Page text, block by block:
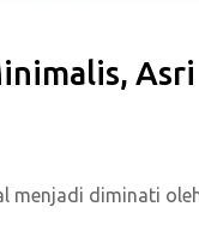
menjadi diminati